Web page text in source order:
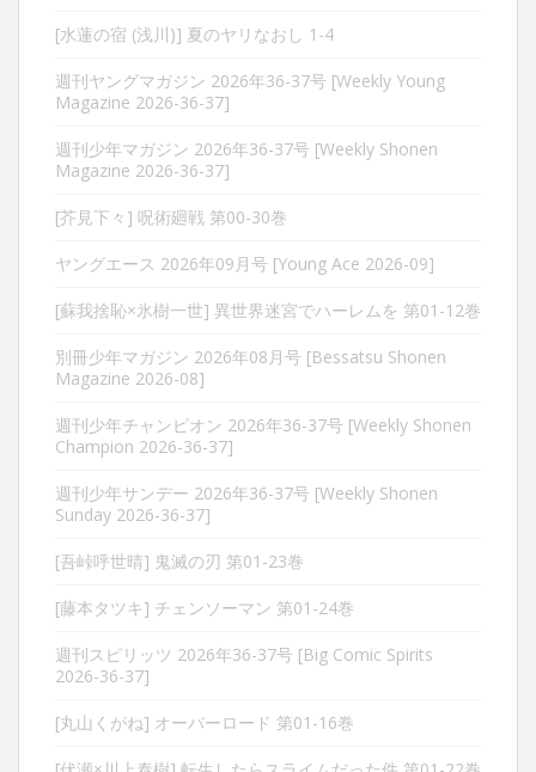
[水蓮の宿 (浅川)] 夏のヤリなおし 1-4
週刊ヤングマガジン 2026年36-37号 [Weekly Young
Magazine 2026-36-37]
週刊少年マガジン 2026年36-37号 [Weekly Shonen
Magazine 2026-36-37]
[芥見下々] 呪術廻戦 第00-30巻
ヤングエース 2026年09月号 [Young Ace 2026-09]
[蘇我捨恥×氷樹一世] 異世界迷宮でハーレムを 第01-12巻
別冊少年マガジン 2026年08月号 [Bessatsu Shonen
Magazine 2026-08]
週刊少年チャンピオン 2026年36-37号 [Weekly Shonen
Champion 2026-36-37]
週刊少年サンデー 2026年36-37号 [Weekly Shonen
Sunday 2026-36-37]
[吾峠呼世晴] 鬼滅の刃 第01-23巻
[藤本タツキ] チェンソーマン 第01-24巻
週刊スピリッツ 2026年36-37号 [Big Comic Spirits
2026-36-37]
[丸山くがね] オーバーロード 第01-16巻